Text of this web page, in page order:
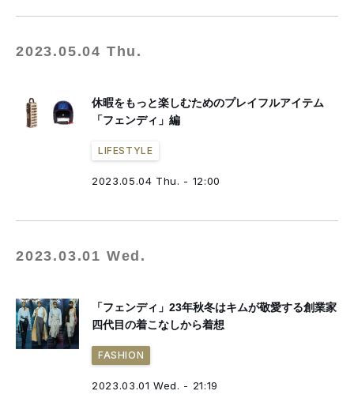
2023.05.04 Thu.
休暇をもっと楽しむためのプレイフルアイテム
「フェンディ」編
LIFESTYLE
2023.05.04 Thu. - 12:00
2023.03.01 Wed.
「フェンディ」23年秋冬はキムが敬愛する創業家
四代目の着こなしから着想
FASHION
2023.03.01 Wed. - 21:19